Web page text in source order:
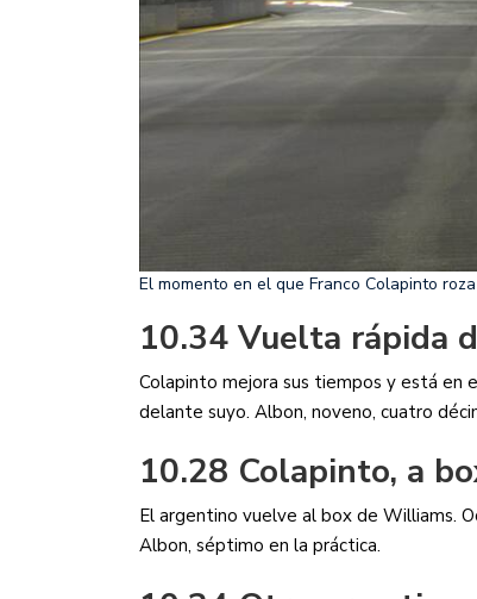
El momento en el que Franco Colapinto
10.34 Vuelta rápida
Colapinto mejora sus tiempos y está en
delante suyo. Albon, noveno, cuatro
10.28 Colapinto, a
El argentino vuelve al box de Williams.
Albon, séptimo en la práctica.